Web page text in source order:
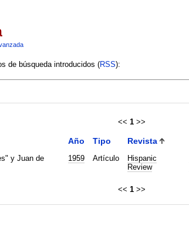
de búsqueda introducidos (RSS):
<< 1 >>
Año Tipo Revista
y Juan de
1959 Artículo
Hispanic
Review
<< 1 >>